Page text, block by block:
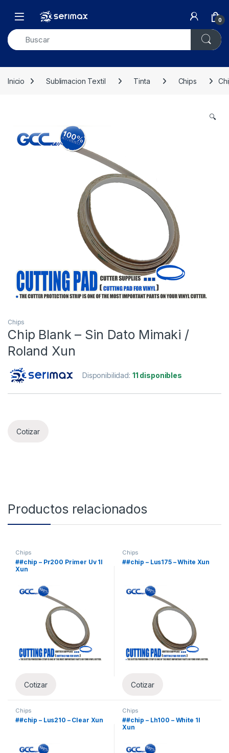
Open 0
Inicio Sublimacion Textil Tinta Chips
🔍
Chips
Chip Blank – Sin Dato Mimaki /
Roland Xun
Disponibilidad: 11 disponibles
Cotizar
Productos relacionados
Chips
##chip – Pr200 Primer Uv 1l
Xun
Cotizar
Chips
##chip – Lus175 – White Xun
Cotizar
Chips
##chip – Lus210 – Clear Xun
Chips
##chip – Lh100 – White 1l
Xun